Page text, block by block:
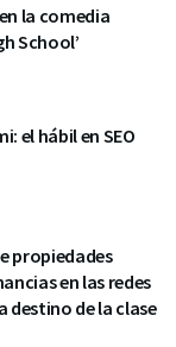
la comedia
School’
el hábil en SEO
propiedades
en las redes
destino de la clase